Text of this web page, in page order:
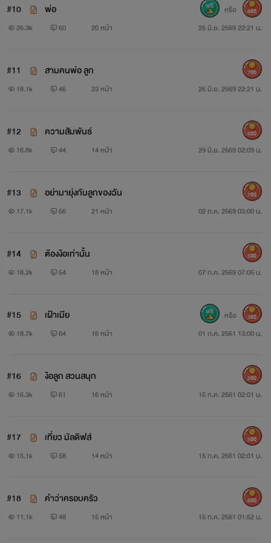
#10 พ่อ
26.3k 60 20 หน้า 25 มิ.ย. 2569 22:21 น.
หรือ 600
#11 สามคนพ่อ ลูก
18.1k 46 23 หน้า 25 มิ.ย. 2569 22:21 น.
700
#12 ความสัมพันธ์
16.8k 44 14 หน้า 29 มิ.ย. 2569 02:09 น.
500
#13 อย่ามายุ่งกับลูกของฉัน
17.1k 56 21 หน้า 02 ก.ค. 2569 03:00 น.
700
#14 ต้องง้อเท่านั้น
18.2k 54 18 หน้า 07 ก.ค. 2569 07:05 น.
500
#15 เฝ้าเมีย
18.7k 64 16 หน้า 01 ก.ค. 2561 13:00 น.
หรือ 300
#16 ง้อลูก สวนสนุก
16.3k 61 16 หน้า 15 ก.ค. 2561 02:01 น.
500
#17 เที่ยว มัลดิฟส์
15.1k 58 14 หน้า 15 ก.ค. 2561 02:01 น.
500
#18 คำว่าครอบครัว
11.1k 48 15 หน้า 15 ก.ค. 2561 01:52 น.
500